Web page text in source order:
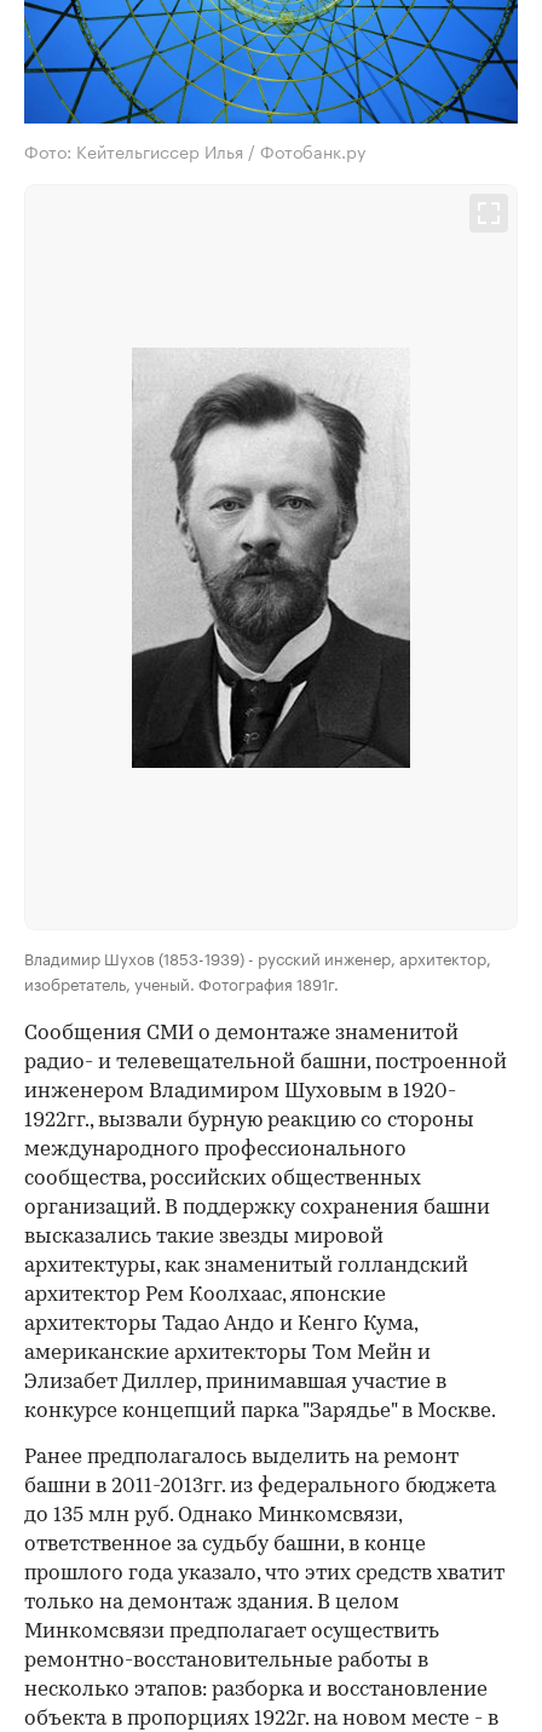
Фото: Кейтельгиссер Илья / Фотобанк.ру
Владимир Шухов (1853-1939) - русский инженер, архитектор,
изобретатель, ученый. Фотография 1891г.
Сообщения СМИ о демонтаже знаменитой
радио- и телевещательной башни, построенной
инженером Владимиром Шуховым в 1920-
1922гг., вызвали бурную реакцию со стороны
международного профессионального
сообщества, российских общественных
организаций. В поддержку сохранения башни
высказались такие звезды мировой
архитектуры, как знаменитый голландский
архитектор Рем Коолхаас, японские
архитекторы Тадао Андо и Кенго Кума,
американские архитекторы Том Мейн и
Элизабет Диллер, принимавшая участие в
конкурсе концепций парка "Зарядье" в Москве.
Ранее предполагалось выделить на ремонт
башни в 2011-2013гг. из федерального бюджета
до 135 млн руб. Однако Минкомсвязи,
ответственное за судьбу башни, в конце
прошлого года указало, что этих средств хватит
только на демонтаж здания. В целом
Минкомсвязи предполагает осуществить
ремонтно-восстановительные работы в
несколько этапов: разборка и восстановление
объекта в пропорциях 1922г. на новом месте - в